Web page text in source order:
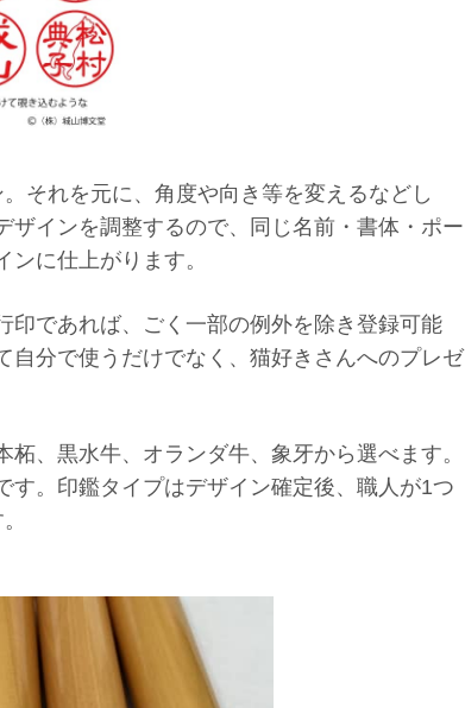
それを元に、角度や向き等を変えるなどし
インを調整するので、同じ名前・書体・ポー
に仕上がります。
であれば、ごく一部の例外を除き登録可能
自分で使うだけでなく、猫好きさんへのプレゼ
、黒水牛、オランダ牛、象牙から選べます。
す。印鑑タイプはデザイン確定後、職人が1つ